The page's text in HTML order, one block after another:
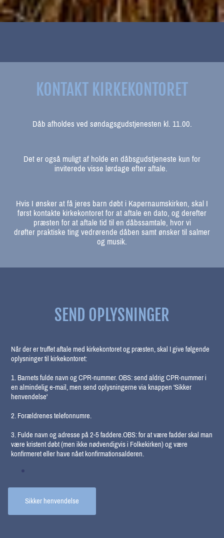
KONTAKT KIRKEKONTORET
Dåb afholdes ved søndagsgudstjenesten kl. 11.00.
Det er også muligt af holde en dåbsgudstjeneste kun for
inviterede visse lørdage efter aftale.
Hvis I ønsker at få jeres barn døbt i Kapernaumskirken, skal I
først kontakte kirkekontoret for at aftale en dato, og derefter
præsten for at aftale tid til en dåbssamtale, hvor vi
drøfter praktiske ting vedrørende dåben samt ønsker til salmer
og musik.
SEND OPLYSNINGER
Når der er truffet aftale med kirkekontoret og præsten, skal I give følgende
oplysninger til kirkekontoret:
1. Barnets fulde navn og CPR-nummer. OBS: send aldrig CPR-nummer i
en almindelig e-mail, men send oplysningerne via knappen 'Sikker
henvendelse'
2. Forældrenes telefonnumre.
3. Fulde navn og adresse på 2-5 faddere.OBS: for at være fadder skal man
være kristent døbt (men ikke nødvendigvis i Folkekirken) og være
konfirmeret eller have nået konfirmationsalderen.
Sikker henvendelse